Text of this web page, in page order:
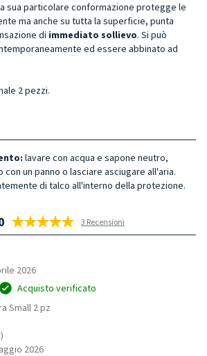
sua particolare conformazione protegge le
ma anche su tutta la superficie, punta
di immediato sollievo. Si può
ed essere abbinato ad
2 pezzi.
lavare con acqua e sapone neutro,
un panno o lasciare asciugare all'aria.
di talco all'interno della protezione.
3 Recensioni
2026
Acquisto verificato
Small 2 pz
2026